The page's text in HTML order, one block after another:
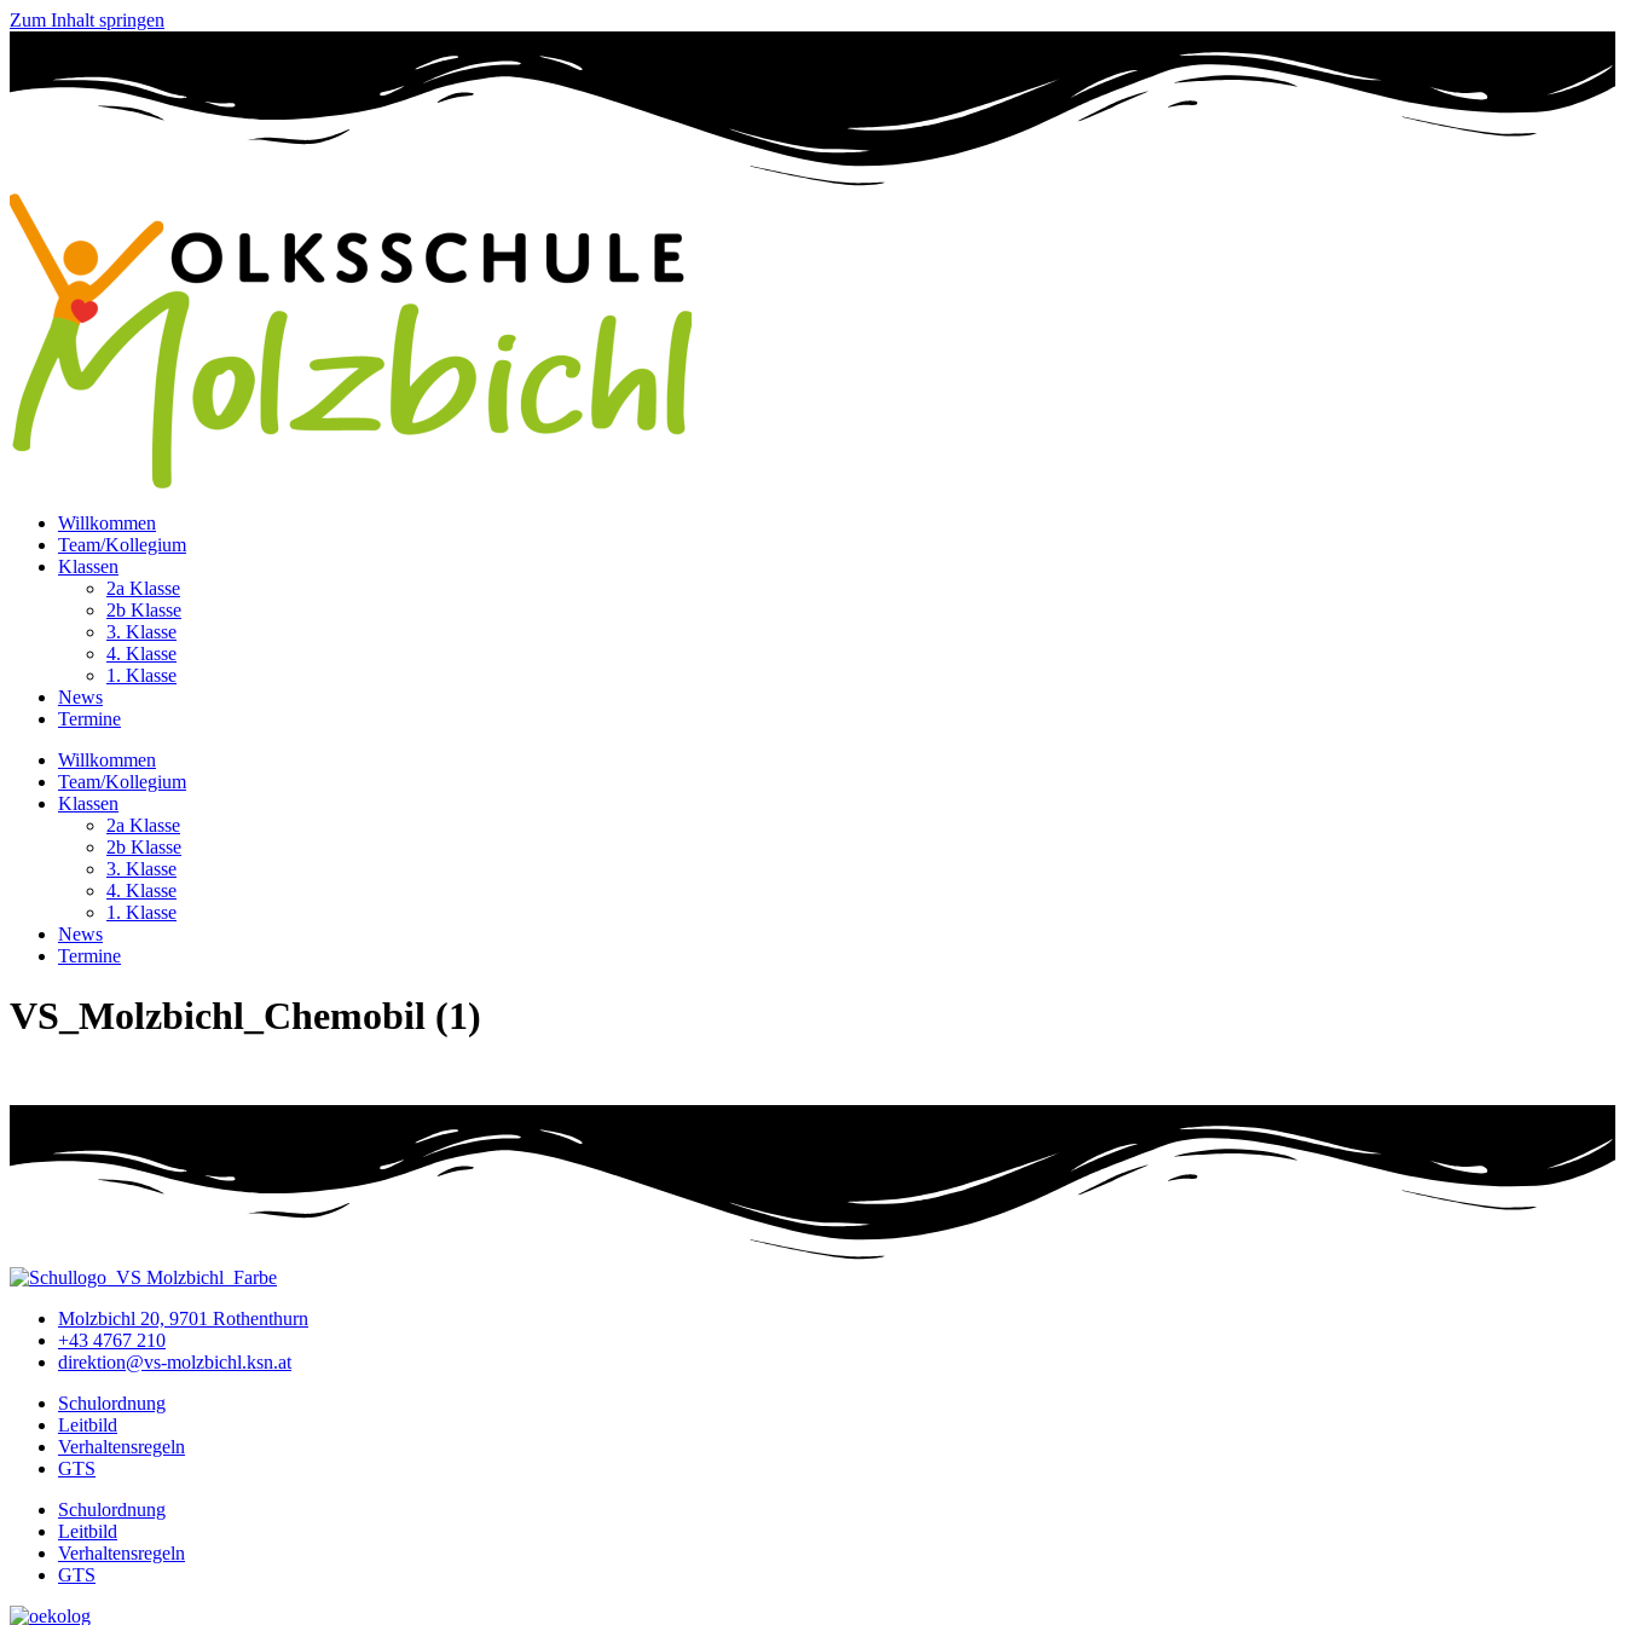
Zum Inhalt springen
Willkommen
Team/Kollegium
Klassen
2a Klasse
2b Klasse
3. Klasse
4. Klasse
1. Klasse
News
Termine
Willkommen
Team/Kollegium
Klassen
2a Klasse
2b Klasse
3. Klasse
4. Klasse
1. Klasse
News
Termine
VS_Molzbichl_Chemobil (1)
Molzbichl 20, 9701 Rothenthurn
+43 4767 210
direktion@vs-molzbichl.ksn.at
Schulordnung
Leitbild
Verhaltensregeln
GTS
Schulordnung
Leitbild
Verhaltensregeln
GTS